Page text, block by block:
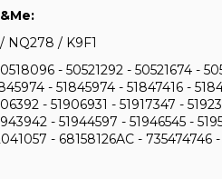
NQ278 / K9F1
- 50521292 - 50521674 -
- 51845974 - 51847416 -
- 51906931 - 51917347 -
- 51944597 - 51946545 -
- 68158126AC - 735474746